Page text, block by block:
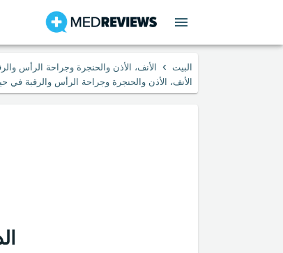
البيت › الأنف، الأذن والحنجرة وجراحة الرأس
الأنف، الأذن والحنجرة وجراحة الرأس والرقبة في